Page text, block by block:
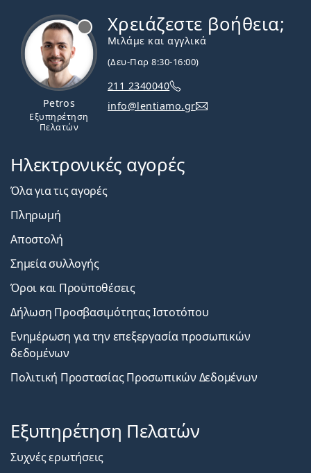
Petros
Εξυπηρέτηση
Πελατών
Χρειάζεστε βοήθεια;
Μιλάμε και αγγλικά
(Δευ-Παρ 8:30-16:00)
211 2340040
info@lentiamo.gr
Ηλεκτρονικές αγορές
Όλα για τις αγορές
Πληρωμή
Αποστολή
Σημεία συλλογής
Όροι και Προϋποθέσεις
Δήλωση Προσβασιμότητας Ιστοτόπου
Ενημέρωση για την επεξεργασία προσωπικών
δεδομένων
Πολιτική Προστασίας Προσωπικών Δεδομένων
Εξυπηρέτηση Πελατών
Συχνές ερωτήσεις